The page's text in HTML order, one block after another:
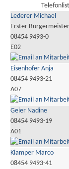
Lederer Michael
Erster Bürgermeister
08454 9493-0
E02
Eisenhofer Anja
08454 9493-21
A07
Geier Nadine
08454 9493-19
A01
Klamper Marco
08454 9493-41